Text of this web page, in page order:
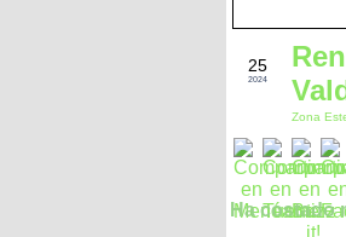
25
2024
Zona
Ha costado